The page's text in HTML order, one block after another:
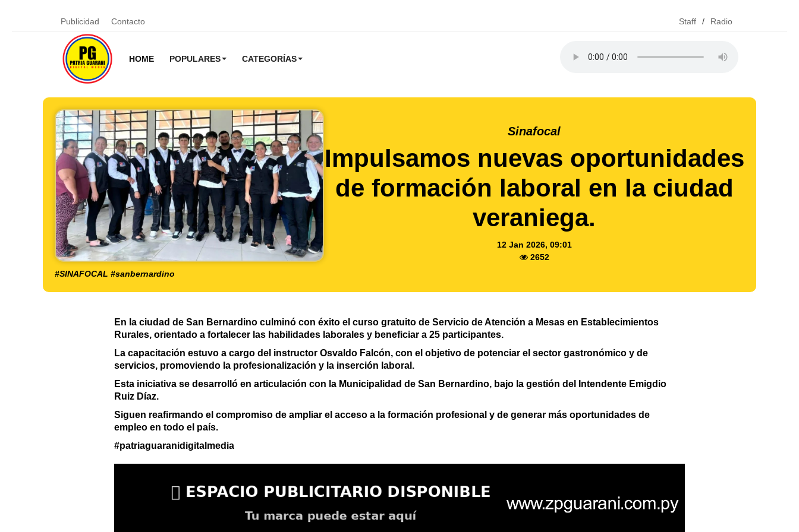
Publicidad Contacto Staff / Radio
HOME POPULARES CATEGORÍAS
#SINAFOCAL #sanbernardino
Sinafocal
Impulsamos nuevas oportunidades
de formación laboral en la ciudad
veraniega.
12 Jan 2026, 09:01
2652
En la ciudad de San Bernardino culminó con éxito el curso gratuito de Servicio de Atención a Mesas en Establecimientos
Rurales, orientado a fortalecer las habilidades laborales y beneficiar a 25 participantes.
La capacitación estuvo a cargo del instructor Osvaldo Falcón, con el objetivo de potenciar el sector gastronómico y de
servicios, promoviendo la profesionalización y la inserción laboral.
Esta iniciativa se desarrolló en articulación con la Municipalidad de San Bernardino, bajo la gestión del Intendente Emigdio
Ruiz Díaz.
Siguen reafirmando el compromiso de ampliar el acceso a la formación profesional y de generar más oportunidades de
empleo en todo el país.
#patriaguaranidigitalmedia